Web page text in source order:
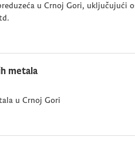
u Crnoj Gori, uključujući
metala
u Crnoj Gori